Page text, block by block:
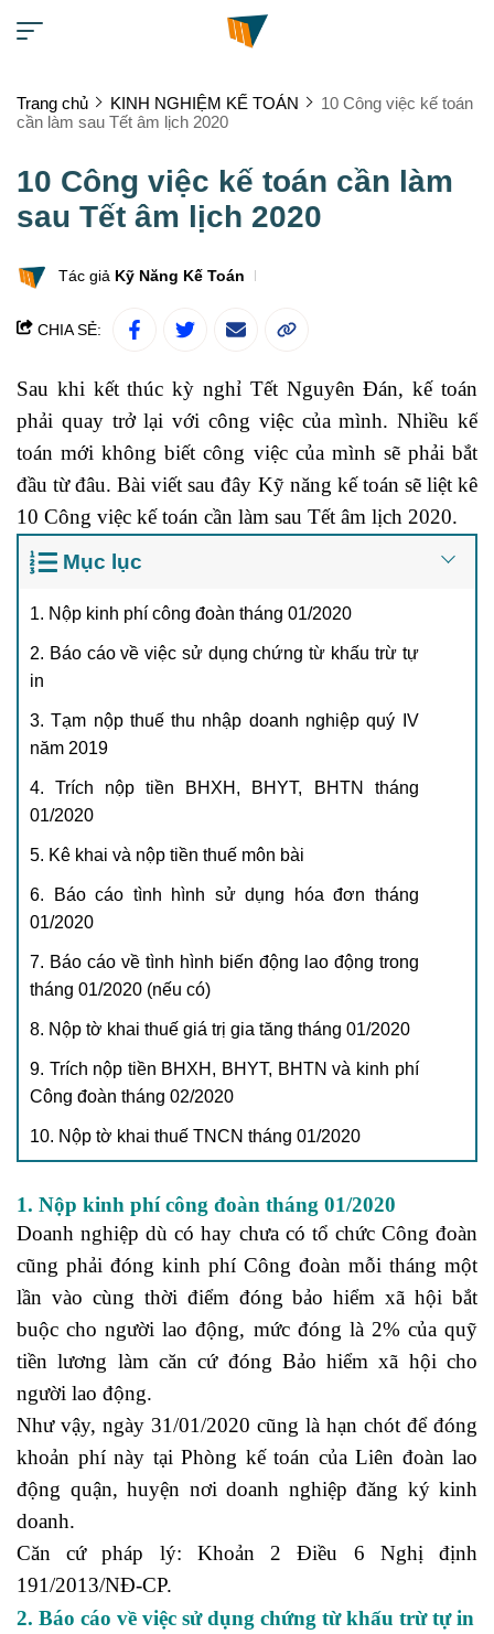
Trang chủ KINH NGHIỆM KẾ TOÁN
10 Công việc kế toán
cần làm sau Tết âm lịch 2020
10 Công việc kế toán cần làm
sau Tết âm lịch 2020
Tác giả Kỹ Năng Kế Toán
CHIA SẺ:
Sau khi kết thúc kỳ nghỉ Tết Nguyên Đán, kế toán
phải quay trở lại với công việc của mình. Nhiều kế
toán mới không biết công việc của mình sẽ phải bắt
đầu từ đâu. Bài viết sau đây Kỹ năng kế toán sẽ liệt kê
10 Công việc kế toán cần làm sau Tết âm lịch 2020.
Mục lục
1. Nộp kinh phí công đoàn tháng 01/2020
2. Báo cáo về việc sử dụng chứng từ khấu trừ tự
in
3. Tạm nộp thuế thu nhập doanh nghiệp quý IV
năm 2019
4. Trích nộp tiền BHXH, BHYT, BHTN tháng
01/2020
5. Kê khai và nộp tiền thuế môn bài
6. Báo cáo tình hình sử dụng hóa đơn tháng
01/2020
7. Báo cáo về tình hình biến động lao động trong
tháng 01/2020 (nếu có)
8. Nộp tờ khai thuế giá trị gia tăng tháng 01/2020
9. Trích nộp tiền BHXH, BHYT, BHTN và kinh phí
Công đoàn tháng 02/2020
10. Nộp tờ khai thuế TNCN tháng 01/2020
1. Nộp kinh phí công đoàn tháng 01/2020
Doanh nghiệp dù có hay chưa có tổ chức Công đoàn
cũng phải đóng kinh phí Công đoàn mỗi tháng một
lần vào cùng thời điểm đóng bảo hiểm xã hội bắt
buộc cho người lao động, mức đóng là 2% của quỹ
tiền lương làm căn cứ đóng Bảo hiểm xã hội cho
người lao động.
Như vậy, ngày 31/01/2020 cũng là hạn chót để đóng
khoản phí này tại Phòng kế toán của Liên đoàn lao
động quận, huyện nơi doanh nghiệp đăng ký kinh
doanh.
Căn cứ pháp lý: Khoản 2 Điều 6 Nghị định
191/2013/NĐ-CP.
2. Báo cáo về việc sử dụng chứng từ khấu trừ tự in